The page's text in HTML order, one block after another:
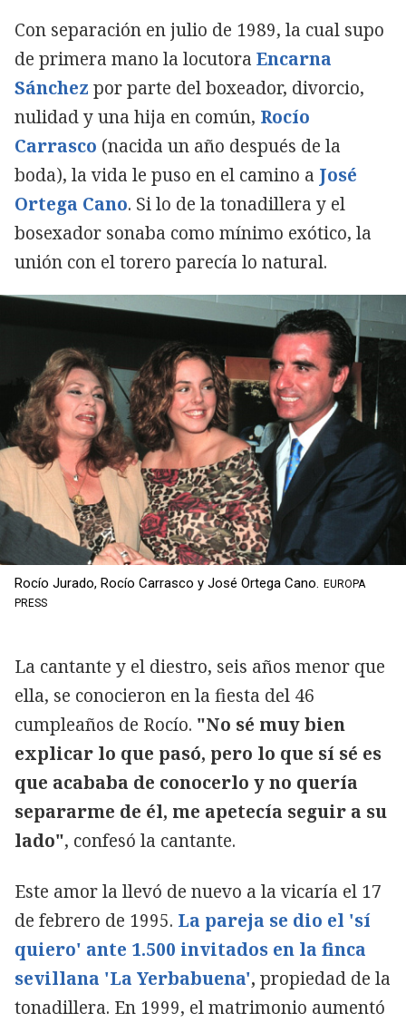
Con separación en julio de 1989, la cual supo
de primera mano la locutora Encarna
Sánchez por parte del boxeador, divorcio,
nulidad y una hija en común, Rocío
Carrasco (nacida un año después de la
boda), la vida le puso en el camino a José
Ortega Cano. Si lo de la tonadillera y el
bosexador sonaba como mínimo exótico, la
unión con el torero parecía lo natural.
Rocío Jurado, Rocío Carrasco y José Ortega Cano. EUROPA
PRESS
La cantante y el diestro, seis años menor que
ella, se conocieron en la fiesta del 46
cumpleaños de Rocío. "No sé muy bien
explicar lo que pasó, pero lo que sí sé es
que acababa de conocerlo y no quería
separarme de él, me apetecía seguir a su
lado", confesó la cantante.
Este amor la llevó de nuevo a la vicaría el 17
de febrero de 1995. La pareja se dio el 'sí
quiero' ante 1.500 invitados en la finca
sevillana 'La Yerbabuena', propiedad de la
tonadillera. En 1999, el matrimonio aumentó